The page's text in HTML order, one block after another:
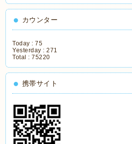
カウンター
Today :75
Yesterday :271
Total :75220
携帯サイト